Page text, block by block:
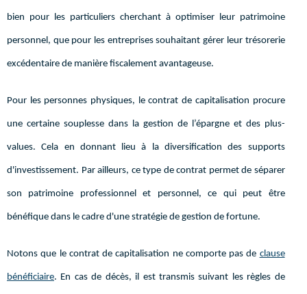
bien pour les particuliers cherchant à optimiser leur patrimoine
personnel, que pour les entreprises souhaitant gérer leur trésorerie
excédentaire de manière fiscalement avantageuse.
Pour les personnes physiques, le contrat de capitalisation procure
une certaine souplesse dans la gestion de l’épargne et des plus-
values. Cela en donnant lieu à la diversification des supports
d'investissement. Par ailleurs, ce type de contrat permet de séparer
son patrimoine professionnel et personnel, ce qui peut être
bénéfique dans le cadre d'une stratégie de gestion de fortune.
Notons que le contrat de capitalisation ne comporte pas de clause
bénéficiaire. En cas de décès, il est transmis suivant les règles de